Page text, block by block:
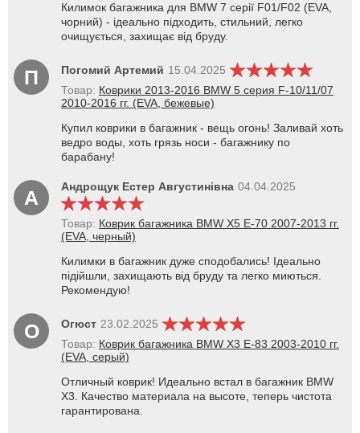
Килимок багажника для BMW 7 серії F01/F02 (EVA,
чорний) - ідеально підходить, стильний, легко
очищується, захищає від бруду.
П Погомий Артемий 15.04.2025
Товар: Коврики 2013-2016 BMW 5 серия F-10/11/07
2010-2016 гг. (EVA, бежевые)
Купил коврики в багажник - вещь огонь! Заливай хоть
ведро воды, хоть грязь носи - багажнику по
барабану!
А Андрощук Естер Августинівна 04.04.2025
Товар: Коврик багажника BMW X5 E-70 2007-2013 гг.
(EVA, черный)
Килимки в багажник дуже сподобались! Ідеально
підійшли, захищають від бруду та легко миються.
Рекомендую!
О Огюст 23.02.2025
Товар: Коврик багажника BMW X3 E-83 2003-2010 гг.
(EVA, серый)
Отличный коврик! Идеально встал в багажник BMW
X3. Качество материала на высоте, теперь чистота
гарантирована.